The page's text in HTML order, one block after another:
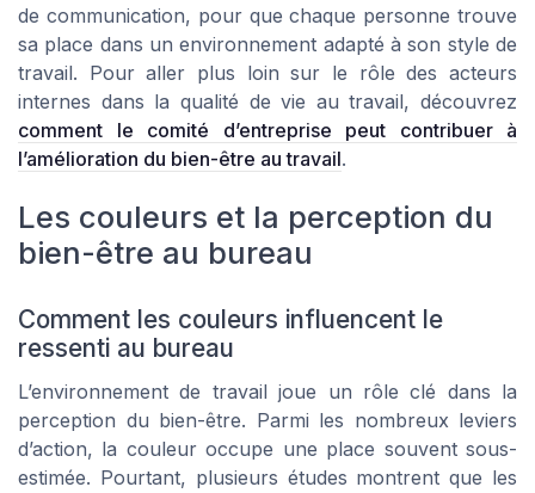
de communication, pour que chaque personne trouve
sa place dans un environnement adapté à son style de
travail. Pour aller plus loin sur le rôle des acteurs
internes dans la qualité de vie au travail, découvrez
comment le comité d’entreprise peut contribuer à
l’amélioration du bien-être au travail.
Les couleurs et la perception du
bien-être au bureau
Comment les couleurs influencent le
ressenti au bureau
L’environnement de travail joue un rôle clé dans la
perception du bien-être. Parmi les nombreux leviers
d’action, la couleur occupe une place souvent sous-
estimée. Pourtant, plusieurs études montrent que les